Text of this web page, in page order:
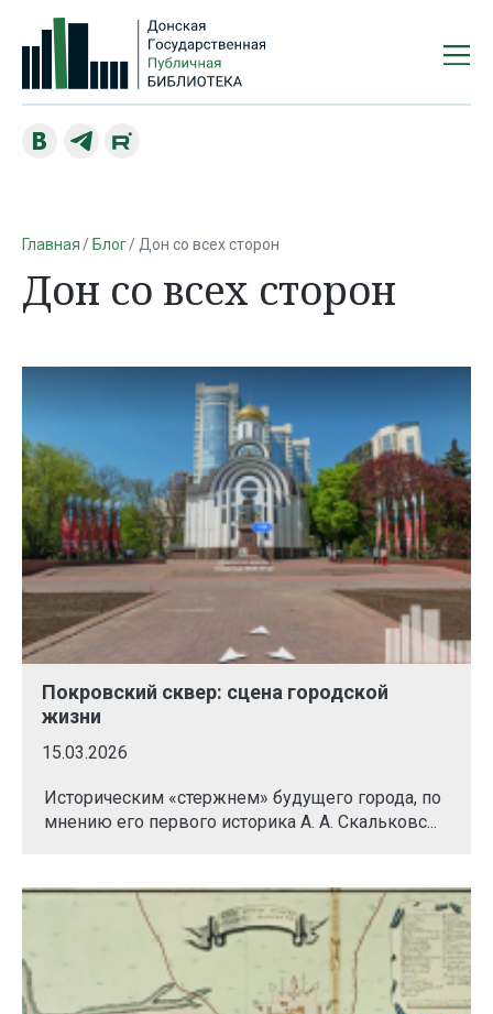
Главная Блог Дон со всех сторон
Дон со всех сторон
Покровский сквер: сцена городской
жизни
15.03.2026
Историческим «стержнем» будущего города, по
мнению его первого историка А. А. Скальковс...